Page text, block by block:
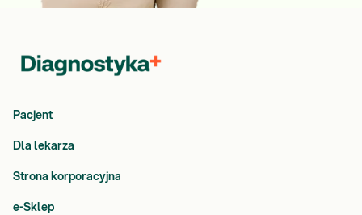
Pacjent
Dla lekarza
Strona korporacyjna
e-Sklep